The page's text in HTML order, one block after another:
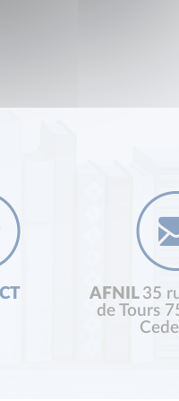
AFNIL 35
de Tours